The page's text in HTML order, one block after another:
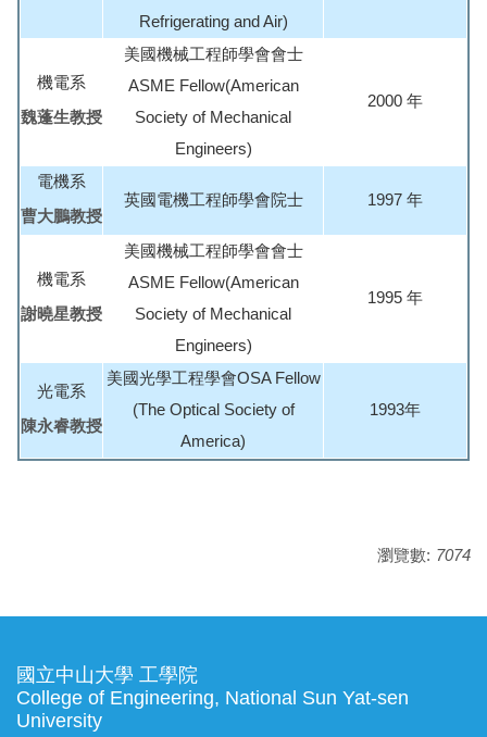
Refrigerating and Air)
機電系
魏蓬生教授
美國機械工程師學會會士
ASME Fellow(American
Society of Mechanical
Engineers)
2000 年
電機系
曹大鵬教授
英國電機工程師學會院士 1997 年
機電系
謝曉星教授
美國機械工程師學會會士
ASME Fellow(American
Society of Mechanical
Engineers)
1995 年
光電系
陳永睿教授
美國光學工程學會OSA Fellow
(The Optical Society of
America)
1993年
瀏覽數: 7074
國立中山大學 工學院
College of Engineering, National Sun Yat-sen
University